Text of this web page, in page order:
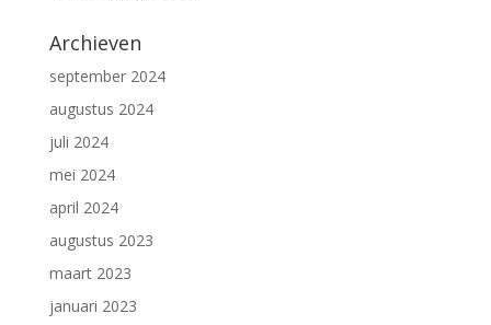
Archieven
september 2024
augustus 2024
juli 2024
mei 2024
april 2024
augustus 2023
maart 2023
januari 2023